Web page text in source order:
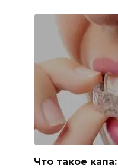
Что такое